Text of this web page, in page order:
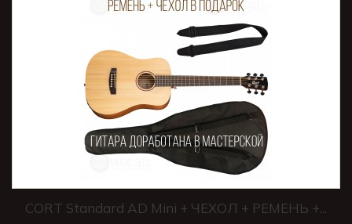
CORT Standard AD Mini + ЧЕХОЛ + РЕМЕНЬ +...